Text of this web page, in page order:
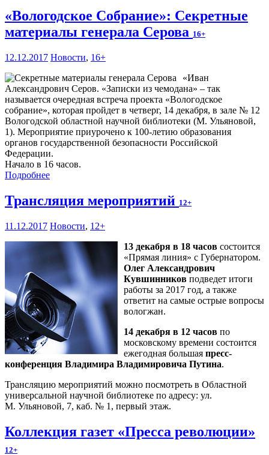
«Вологодское Собрание»: Секретные
материалы генерала Серова 16+
12.12.2017 Новости, 16+
«Иван
Александрович Серов. «Записки из чемодана» – так
называется очередная встреча проекта «Вологодское
собрание», которая пройдет в четверг, 14 декабря, в зале № 12
Вологодской областной научной библиотеки (М. Ульяновой,
1). Мероприятие приурочено к 100-летию образования
органов государственной безопасности Российской
Федерации.
Начало в 16 часов.
Подробнее
Трансляция мероприятий 12+
11.12.2017 Новости, 12+
13 декабря в 18 часов состоится
«Прямая линия» с Губернатором.
Олег Александрович
Кувшинников подведет итоги
работы за 2017 год, а также
ответит на самые острые вопросы
вологжан.
14 декабря в 12 часов по
московскому времени состоится
ежегодная большая пресс-
конференция Владимира Владимировича Путина.
Трансляцию мероприятий можно посмотреть в Областной
универсальной научной библиотеке по адресу: ул.
М. Ульяновой, 7, каб. № 1, первый этаж.
Коллекция газет «Пресса революции»
12+